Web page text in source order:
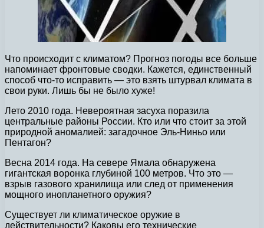
Что происходит с климатом? Прогноз погоды все больше
напоминает фронтовые сводки. Кажется, единственный
способ что-то исправить — это взять штурвал климата в
свои руки. Лишь бы не было хуже!
Лето 2010 года. Невероятная засуха поразила
центральные районы России. Кто или что стоит за этой
природной аномалией: загадочное Эль-Ниньо или
Пентагон?
Весна 2014 года. На севере Ямала обнаружена
гигантская воронка глубиной 100 метров. Что это —
взрыв газового хранилища или след от применения
мощного инопланетного оружия?
Существует ли климатическое оружие в
действительности? Каковы его технические